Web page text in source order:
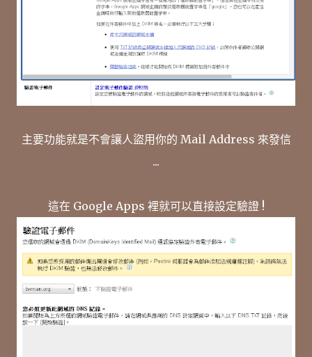
主要功能就是不會讓人盜用你的 Mail Address 來發信
...
這在 Google Apps 裡就可以直接設定驗證 !